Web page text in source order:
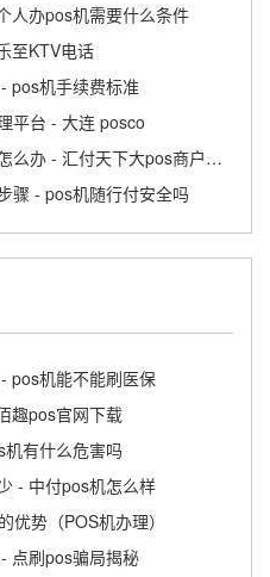
人办pos机需要什么条件
至KTV电话
pos机手续费标准
平台 - 大连 posco
汇付天下POS机交易没到账怎么办 - 汇付天下大pos商户版APP
骤 - pos机随行付安全吗
pos机能不能刷医保
趣pos官网下载
有什么危害吗
- 中付pos机怎么样
优势（POS机办理）
点刷pos骗局揭秘